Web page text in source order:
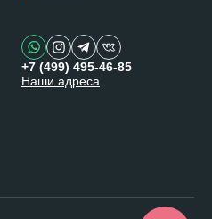
+7 (499) 495-46-85
Наши адреса
Instagram